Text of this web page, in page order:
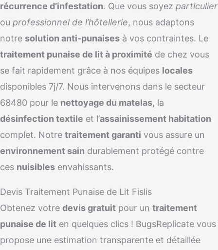
récurrence d’infestation. Que vous soyez particulier
ou professionnel de l’hôtellerie, nous adaptons
notre solution anti-punaises à vos contraintes. Le
traitement punaise de lit à proximité de chez vous
se fait rapidement grâce à nos équipes locales
disponibles 7j/7. Nous intervenons dans le secteur
68480 pour le nettoyage du matelas, la
désinfection textile et l’assainissement habitation
complet. Notre traitement garanti vous assure un
environnement sain durablement protégé contre
ces nuisibles envahissants.
Devis Traitement Punaise de Lit Fislis
Obtenez votre devis gratuit pour un traitement
punaise de lit en quelques clics ! BugsReplicate vous
propose une estimation transparente et détaillée